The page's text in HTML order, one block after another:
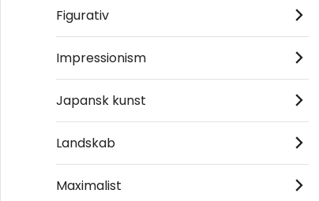
trappen.
Figurativ
Impressionism
Japansk kunst
Landskab
Maximalist